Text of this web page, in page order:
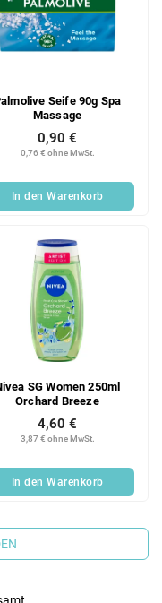
Seife 90g Spa
Massage
0,76 € ohne MwSt.
0,90 €
In den Warenkorb
SG Women 250ml
Orchard Breeze
3,87 € ohne MwSt.
4,60 €
In den Warenkorb